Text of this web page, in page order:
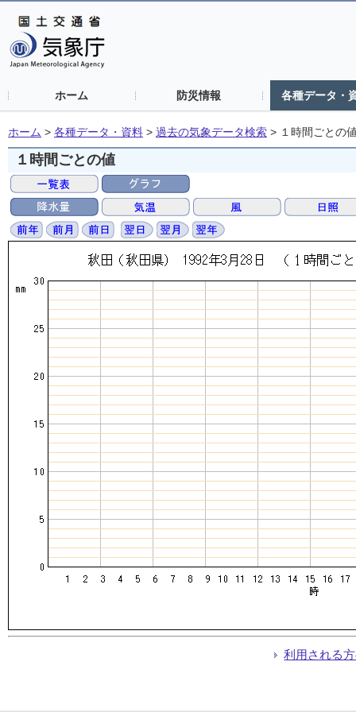
ホーム 防災情報 各種データ・
ホーム > 各種データ・資料 > 過去の気象データ検索 > １時間ごとの
１時間ごとの値
利用される